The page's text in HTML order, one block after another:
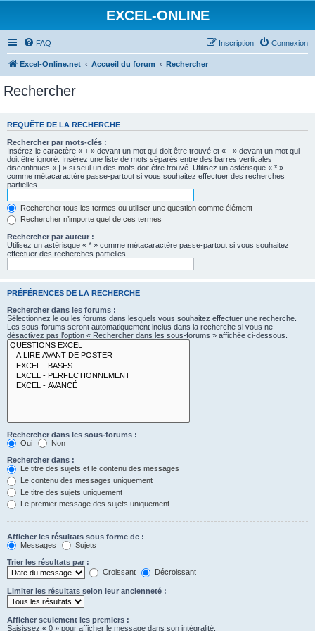
EXCEL-ONLINE
FAQ Connexion
Inscription
Excel-Online.net Accueil du forum Rechercher
Rechercher
REQUÊTE DE LA RECHERCHE
Rechercher par mots-clés :
Insérez le caractère « + » devant un mot qui doit être trouvé et « - » devant un mot qui
doit être ignoré. Insérez une liste de mots séparés entre des barres verticales
discontinues « | » si seul un des mots doit être trouvé. Utilisez un astérisque « * »
comme métacaractère passe-partout si vous souhaitez effectuer des recherches
partielles.
Rechercher tous les termes ou utiliser une question comme élément
Rechercher n’importe quel de ces termes
Rechercher par auteur :
Utilisez un astérisque « * » comme métacaractère passe-partout si vous souhaitez
effectuer des recherches partielles.
PRÉFÉRENCES DE LA RECHERCHE
Rechercher dans les forums :
Sélectionnez le ou les forums dans lesquels vous souhaitez effectuer une recherche.
Les sous-forums seront automatiquement inclus dans la recherche si vous ne
désactivez pas l’option « Rechercher dans les sous-forums » affichée ci-dessous.
Rechercher dans les sous-forums :
Oui
Non
Rechercher dans :
Le titre des sujets et le contenu des messages
Le contenu des messages uniquement
Le titre des sujets uniquement
Le premier message des sujets uniquement
Afficher les résultats sous forme de :
Messages
Sujets
Trier les résultats par :
Croissant
Décroissant
Limiter les résultats selon leur ancienneté :
Afficher seulement les premiers :
Saisissez « 0 » pour afficher le message dans son intégralité.